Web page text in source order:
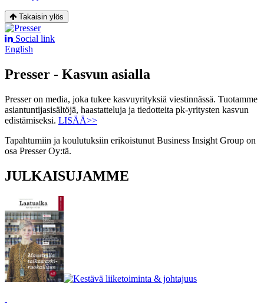
Takaisin ylös
Social link
English
Presser - Kasvun asialla
Presser on media, joka tukee kasvuyrityksiä viestinnässä. Tuotamme
asiantuntijasisältöjä, haastatteluja ja tiedotteita pk-yritysten kasvun
edistämiseksi. LISÄÄ>>
Tapahtumiin ja koulutuksiin erikoistunut Business Insight Group on
osa Presser Oy:tä.
JULKAISUJAMME